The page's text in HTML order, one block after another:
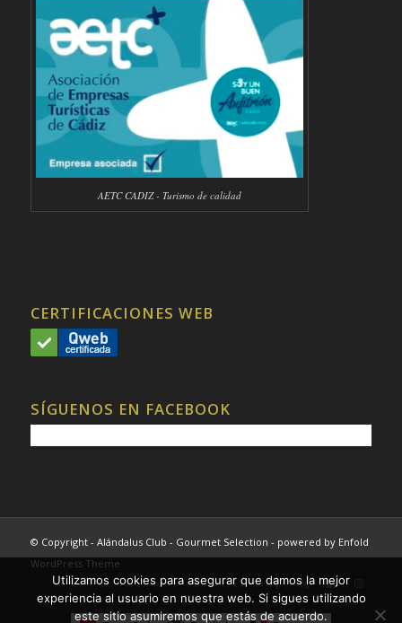
AETC CADIZ - Turismo de calidad
CERTIFICACIONES WEB
SÍGUENOS EN FACEBOOK
© Copyright - Alándalus Club - Gourmet Selection - powered by Enfold
WordPress Theme
Utilizamos cookies para asegurar que damos la mejor
experiencia al usuario en nuestra web. Si sigues utilizando
este sitio asumiremos que estás de acuerdo.